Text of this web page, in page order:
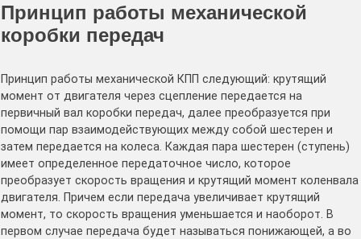
Принцип работы механической
коробки передач
Принцип работы механической КПП следующий: крутящий
момент от двигателя через сцепление передается на
первичный вал коробки передач, далее преобразуется при
помощи пар взаимодействующих между собой шестерен и
затем передается на колеса. Каждая пара шестерен (ступень)
имеет определенное передаточное число, которое
преобразует скорость вращения и крутящий момент коленвала
двигателя. Причем если передача увеличивает крутящий
момент, то скорость вращения уменьшается и наоборот. В
первом случае передача будет называться понижающей, а во